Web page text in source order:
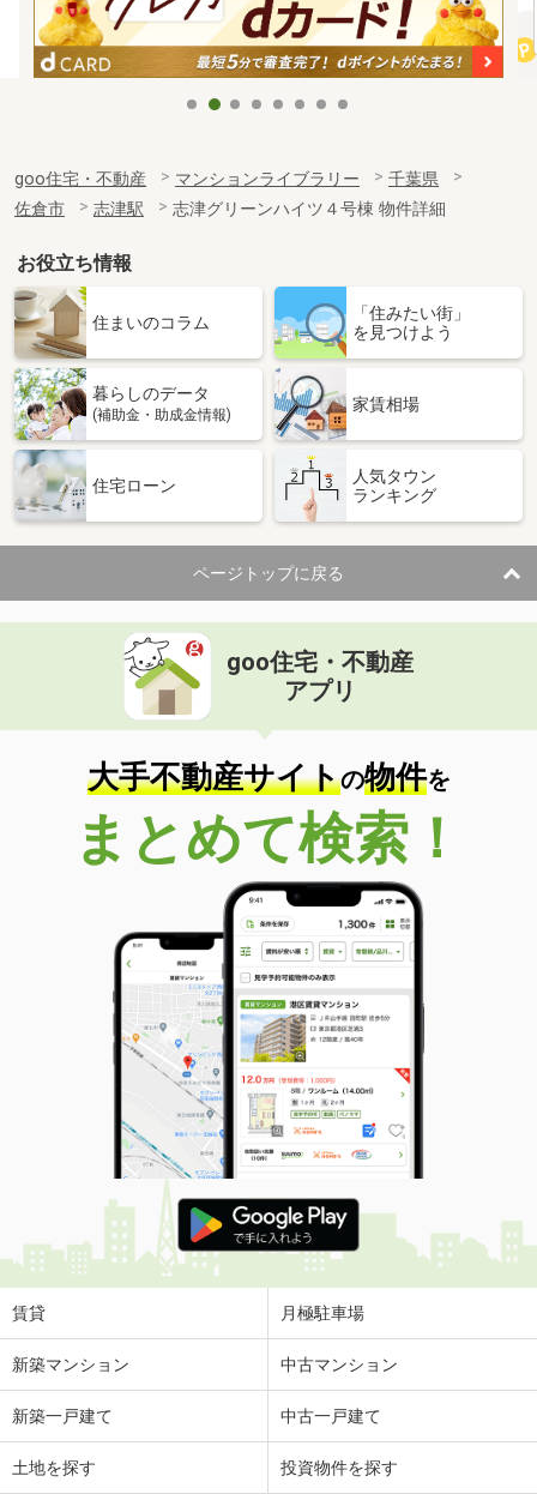
goo住宅・不動産 マンションライブラリー
千葉県
佐倉市
志津駅 志津グリーンハイツ４号棟 物件詳細
お役立ち情報
住まいのコラム
「住みたい街」
を見つけよう
暮らしのデータ
(補助金・助成金情報)
家賃相場
住宅ローン
人気タウン
ランキング
ページトップに戻る
goo住宅・不動産
アプリ
大手不動産サイトの物件を
まとめて検索！
賃貸 月極駐車場
新築マンション 中古マンション
新築一戸建て 中古一戸建て
土地を探す 投資物件を探す